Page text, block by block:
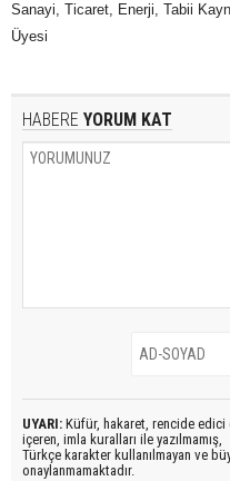
Sanayi, Ticaret, Enerji, Tabii
Üyesi
HABERE YORUM KAT
UYARI: Küfür, hakaret, rencide edici
içeren, imla kuralları ile yazılmamış,
Türkçe karakter kullanılmayan ve
onaylanmamaktadır.